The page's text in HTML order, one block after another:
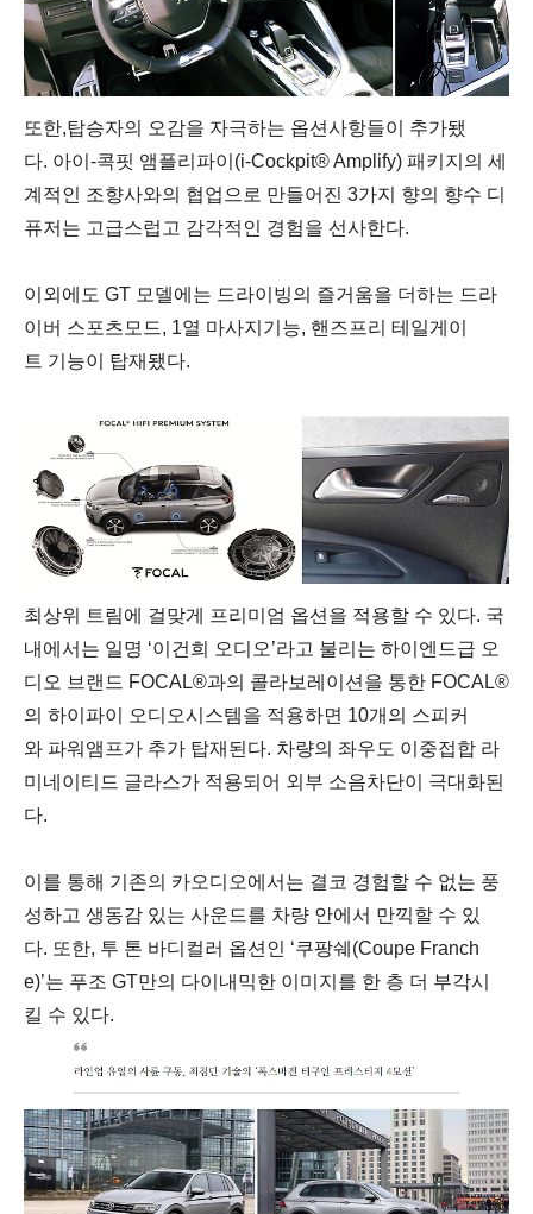
또한,탑승자의 오감을 자극하는 옵션사항들이
추가됐
다. 아이 -콕핏 앰플리파이 (i-Cockpit® Amplify) 패키지의 세
계적인 조향사와의 협업으로 만들어진 3가지 향의 향수 디
퓨저는 고급스럽고 감각적인 경험을 선사한다.
이외에도 GT 모델에는 드라이빙의 즐거움을 더하는 드라
이버 스포츠모드, 1열 마사지기능, 핸즈프리 테일게이
트 기능이 탑재됐다.
최상위 트림에 걸맞게 프리미엄 옵션을 적용할 수 있다. 국
내에서는 일명 ‘이건희 오디오’라고 불리는 하이엔드급 오
디오 브랜드 FOCAL®과의 콜라보레이션을 통한 FOCAL®
의 하이파이 오디오시스템을 적용하면 10개의 스피커
와 파워앰프가 추가 탑재된다. 차량의 좌우도 이중접합 라
미네이티드 글라스가 적용되어 외부 소음차단이
극대화된
다.
이를 통해 기존의 카오디오에서는 결코 경험할 수 없는 풍
성하고 생동감 있는 사운드를 차량 안에서 만끽할 수 있
다. 또한, 투 톤 바디컬러 옵션인 ‘쿠팡쉐 (Coupe Franch
e)’는 푸조 GT만의 다이내믹한 이미지를 한 층 더 부각시
킬 수 있다.